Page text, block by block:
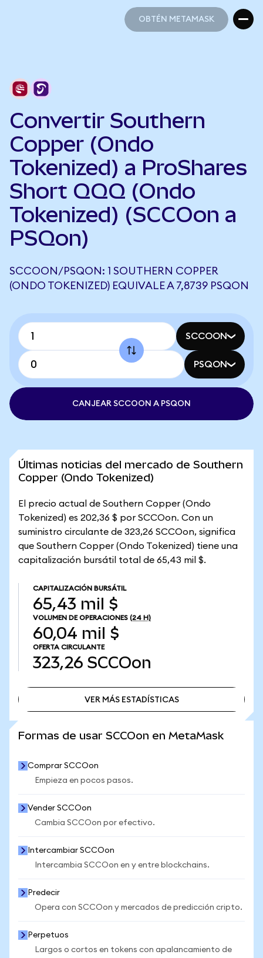
OBTÉN METAMASK
Convertir Southern
Copper (Ondo
Tokenized) a ProShares
Short QQQ (Ondo
Tokenized) (SCCOon a
PSQon)
SCCOON/PSQON: 1 SOUTHERN COPPER
(ONDO TOKENIZED) EQUIVALE A 7,8739 PSQON
SCCOON
PSQON
CANJEAR SCCOON A PSQON
Últimas noticias del mercado de Southern
Copper (Ondo Tokenized)
El precio actual de Southern Copper (Ondo
Tokenized) es 202,36 $ por SCCOon. Con un
suministro circulante de 323,26 SCCOon, significa
que Southern Copper (Ondo Tokenized) tiene una
capitalización bursátil total de 65,43 mil $.
CAPITALIZACIÓN BURSÁTIL
65,43 mil $
VOLUMEN DE OPERACIONES (24 H)
60,04 mil $
OFERTA CIRCULANTE
323,26 SCCOon
VER MÁS ESTADÍSTICAS
Formas de usar SCCOon en MetaMask
Comprar SCCOon
Empieza en pocos pasos.
Vender SCCOon
Cambia SCCOon por efectivo.
Intercambiar SCCOon
Intercambia SCCOon en y entre blockchains.
Predecir
Opera con SCCOon y mercados de predicción cripto.
Perpetuos
Largos o cortos en tokens con apalancamiento de